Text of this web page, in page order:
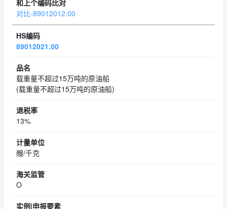
对比-89012012.00
89012021.00
载重量不超过15万吨的原油船
(载重量不超过15万吨的原油船)
13%
艘/千克
O